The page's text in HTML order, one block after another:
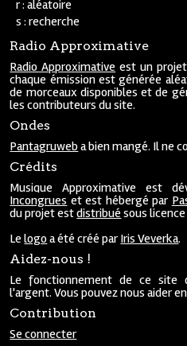
r : aléatoire
s : recherche
Radio Approximative
Radio Approximative est un
chaque émission est générée
de morceaux disponibles et de
les contributeurs du site.
Ondes
Pantagruweba bien mangé. Il ne
Crédits
Musique Approximative est
Incongrues et est hébergé par
du projet estdistribué sous
Lelogoa été créé par Iris Veverka.
Aidez-nous !
Le fonctionnement de ce site
l'argent. Vous pouvez nous aider
Contribution
Se connecter